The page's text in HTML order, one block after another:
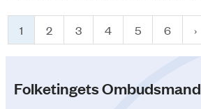
1 2 3 4 5 6
Folketingets Ombudsmand